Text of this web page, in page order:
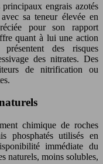
engrais azotés
sa teneur élevée en
pour son rapport
quant à lui une action
des risques
des nitrates. Des
de nitrification ou
chimique de roches
phosphatés utilisés en
immédiate du
naturels, moins solubles,